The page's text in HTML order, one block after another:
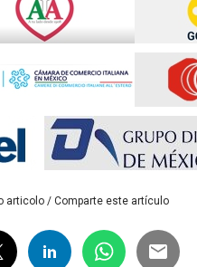
articolo / Comparte este artículo